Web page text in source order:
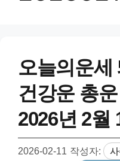
오늘의운세
건강운 총
2026년 2월
2026-02-11 작성자: